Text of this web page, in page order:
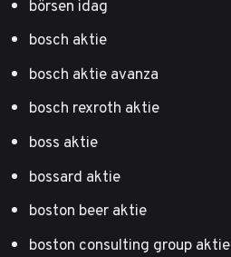
börsen idag
bosch aktie
bosch aktie avanza
bosch rexroth aktie
boss aktie
bossard aktie
boston beer aktie
boston consulting group aktie